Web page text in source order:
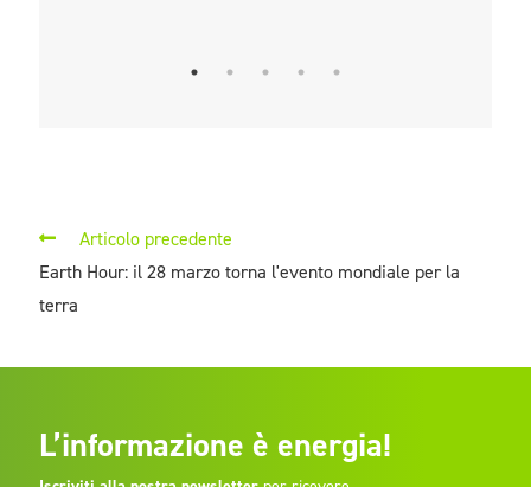
Articolo precedente
Earth Hour: il 28 marzo torna l'evento mondiale per la
terra
L’informazione è energia!